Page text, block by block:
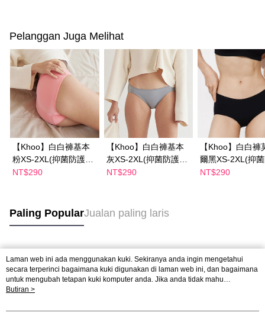
Pelanggan Juga Melihat
【Khoo】白白褲基本
粉XS-2XL(抑菌防護異
味.護墊掰掰)
NT$290
【Khoo】白白褲基本
灰XS-2XL(抑菌防護異
味.護墊掰掰)
NT$290
【Khoo】白白褲
爾黑XS-2XL(抑
異味.護墊掰掰)
NT$290
Paling PopularJualan paling laris
Tag Popular
Laman web ini ada menggunakan kuki. Sekiranya anda ingin mengetahui
secara terperinci bagaimana kuki digunakan di laman web ini, dan bagaimana
untuk mengubah tetapan kuki komputer anda. Jika anda tidak mahu
menggunakan kuki di komputer anda, sila rujuk penerangan mengenai kuki.
mengetahui secara terperinci bagaimana kuki digunakan di laman web ini,
Butiran >